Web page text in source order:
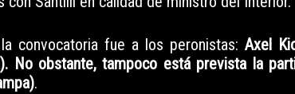
convocatoria fue a los peronistas: Axel
No obstante, tampoco está prevista la
.